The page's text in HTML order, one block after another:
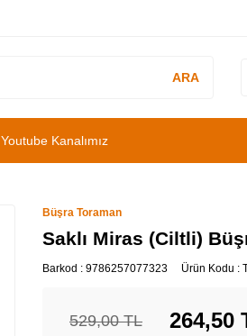
ARA
Youtube Kanalımız
Büşra Toraman
Saklı Miras (Ciltli)
Barkod : 9786257077323 Ürün Kodu :
529,00TL 264,50